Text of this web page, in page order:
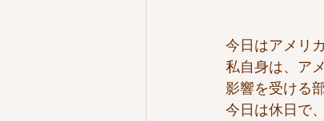
今日はアメリ
私自身は、ア
影響を受ける
今日は休日で